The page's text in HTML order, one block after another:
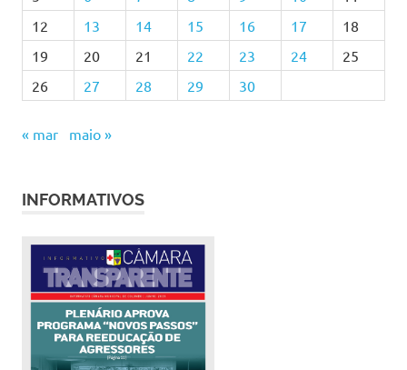
12
13 14 15 16 17
18
19
20 21 22 23 24
25
26
27 28 29 30
« mar maio »
INFORMATIVOS